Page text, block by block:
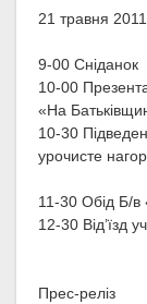
21 травня
9-00 Сніданок
10-00
«На
10-30
урочисте
11-30 Обід Б/
12-30 Від’їзд
Прес-реліз